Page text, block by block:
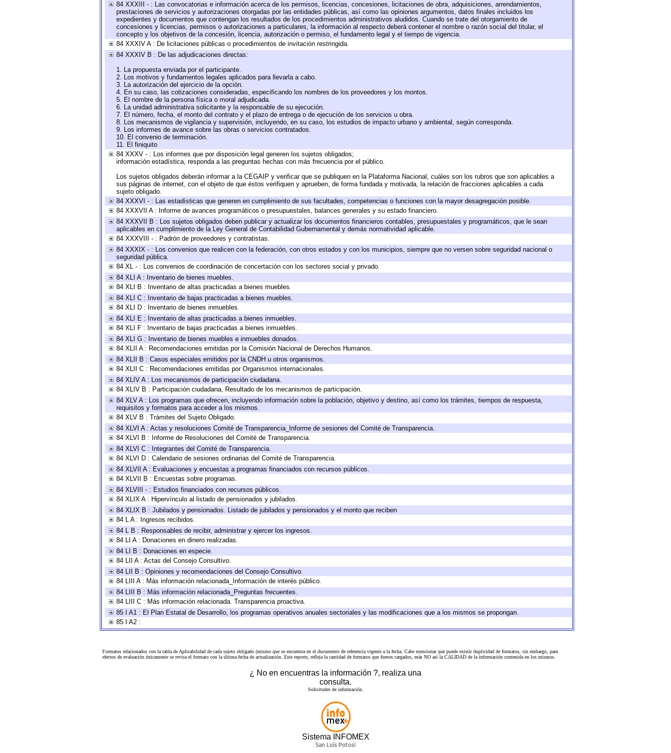
84 XXXIII - : Las convocatorias e información acerca de los permisos, licencias, concesiones, licitaciones de obra, adquisiciones, arrendamientos,
prestaciones de servicios y autorizaciones otorgadas por las entidades públicas, así como las opiniones argumentos, datos finales incluidos los
expedientes y documentos que contengan los resultados de los procedimientos administrativos aludidos. Cuando se trate del otorgamiento de
concesiones y licencias, permisos o autorizaciones a particulares, la información al respecto deberá contener el nombre o razón social del titular, el
concepto y los objetivos de la concesión, licencia, autorización o permiso, el fundamento legal y el tiempo de vigencia.
84 XXXIV A : De licitaciones públicas o procedimientos de invitación restringida.
84 XXXIV B : De las adjudicaciones directas:
1. La propuesta enviada por el participante.
2. Los motivos y fundamentos legales aplicados para llevarla a cabo.
3. La autorización del ejercicio de la opción.
4. En su caso, las cotizaciones consideradas, especificando los nombres de los proveedores y los montos.
5. El nombre de la persona física o moral adjudicada.
6. La unidad administrativa solicitante y la responsable de su ejecución.
7. El número, fecha, el monto del contrato y el plazo de entrega o de ejecución de los servicios u obra.
8. Los mecanismos de vigilancia y supervisión, incluyendo, en su caso, los estudios de impacto urbano y ambiental, según corresponda.
9. Los informes de avance sobre las obras o servicios contratados.
10. El convenio de terminación.
11. El finiquito
84 XXXV - : Los informes que por disposición legal generen los sujetos obligados;
información estadística, responda a las preguntas hechas con más frecuencia por el público.
Los sujetos obligados deberán informar a la CEGAIP y verificar que se publiquen en la Plataforma Nacional, cuáles son los rubros que son aplicables a
sus páginas de internet, con el objeto de que éstos verifiquen y aprueben, de forma fundada y motivada, la relación de fracciones aplicables a cada
sujeto obligado.
84 XXXVI - : Las estadísticas que generen en cumplimiento de sus facultades, competencias o funciones con la mayor desagregación posible.
84 XXXVII A : Informe de avances programáticos o presupuestales, balances generales y su estado financiero.
84 XXXVII B : Los sujetos obligados deben publicar y actualizar los documentos financieros contables, presupuestales y programáticos, que le sean
aplicables en cumplimiento de la Ley General de Contabilidad Gubernamental y demás normatividad aplicable.
84 XXXVIII - : Padrón de proveedores y contratistas.
84 XXXIX - : Los convenios que realicen con la federación, con otros estados y con los municipios, siempre que no versen sobre seguridad nacional o
seguridad pública.
84 XL - : Los convenios de coordinación de concertación con los sectores social y privado.
84 XLI A : Inventario de bienes muebles.
84 XLI B : Inventario de altas practicadas a bienes muebles.
84 XLI C : Inventario de bajas practicadas a bienes muebles.
84 XLI D : Inventario de bienes inmuebles.
84 XLI E : Inventario de altas practicadas a bienes inmuebles.
84 XLI F : Inventario de bajas practicadas a bienes inmuebles.
84 XLI G : Inventario de bienes muebles e inmuebles donados.
84 XLII A : Recomendaciones emitidas por la Comisión Nacional de Derechos Humanos.
84 XLII B : Casos especiales emitidos por la CNDH u otros organismos.
84 XLII C : Recomendaciones emitidas por Organismos internacionales.
84 XLIV A : Los mecanismos de participación ciudadana.
84 XLIV B : Participación ciudadana, Resultado de los mecanismos de participación.
84 XLV A : Los programas que ofrecen, incluyendo información sobre la población, objetivo y destino, así como los trámites, tiempos de respuesta,
requisitos y formatos para acceder a los mismos.
84 XLV B : Trámites del Sujeto Obligado.
84 XLVI A : Actas y resoluciones Comité de Transparencia_Informe de sesiones del Comité de Transparencia.
84 XLVI B : Informe de Resoluciones del Comité de Transparencia.
84 XLVI C : Integrantes del Comité de Transparencia.
84 XLVI D : Calendario de sesiones ordinarias del Comité de Transparencia.
84 XLVII A : Evaluaciones y encuestas a programas financiados con recursos públicos.
84 XLVII B : Encuestas sobre programas.
84 XLVIII - : Estudios financiados con recursos públicos.
84 XLIX A : Hipervínculo al listado de pensionados y jubilados.
84 XLIX B : Jubilados y pensionados. Listado de jubilados y pensionados y el monto que reciben
84 L A : Ingresos recibidos.
84 L B : Responsables de recibir, administrar y ejercer los ingresos.
84 LI A : Donaciones en dinero realizadas.
84 LI B : Donaciones en especie.
84 LII A : Actas del Consejo Consultivo.
84 LII B : Opiniones y recomendaciones del Consejo Consultivo.
84 LIII A : Más información relacionada_Información de interés público.
84 LIII B : Más información relacionada_Preguntas frecuentes.
84 LIII C : Más información relacionada. Transparencia proactiva.
85 I A1 : El Plan Estatal de Desarrollo, los programas operativos anuales sectoriales y las modificaciones que a los mismos se propongan.
85 I A2 :
Formatos relacionados con la tabla de Aplicabilidad de cada sujeto obligado (mismo que se encuentra en el documento de referenciavigente a la fecha. Cabe mencionar que puede existir duplicidad de formatos, sin embargo, para
efectos de evaluación únicamente se revisa el formato con la última fecha de actualización. Este reporte, refleja la cantidad de formatos que fueron cargados, más NO así la CALIDAD de la información contenida en los mismos.
¿ No en encuentras la información ?, realiza una
consulta.
Solicitudes de información.
Sistema INFOMEX
San Luis Potosí